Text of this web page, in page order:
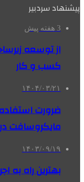
پیشنهاد سردبیر
3 هفته پیش
از توسعه
کسب و کار
۱۴۰۴/۰۳/۲۱
ضرورت
مایکروسافت
۱۴۰۳/۰۹/۱۹
بهترین راه